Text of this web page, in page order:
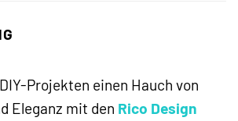
Projekten einen Hauch von
Eleganz mit den Rico Design